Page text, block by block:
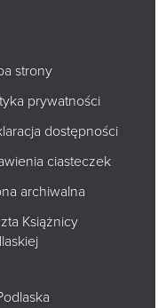
strony
prywatności
dostępności
ciasteczek
archiwalna
Książnicy